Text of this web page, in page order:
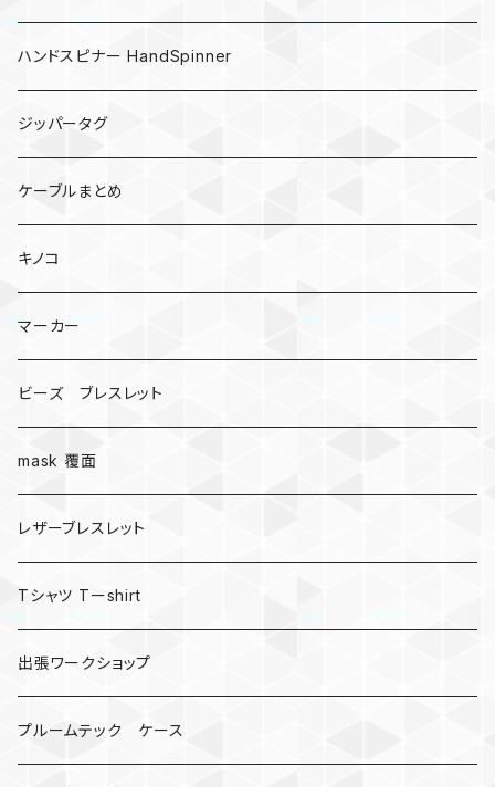
ハンドスピナー HandSpinner
ジッパータグ
ケーブルまとめ
キノコ
マーカー
ビーズ ブレスレット
mask 覆面
レザーブレスレット
Tシャツ Tーshirt
出張ワークショップ
プルームテック ケース